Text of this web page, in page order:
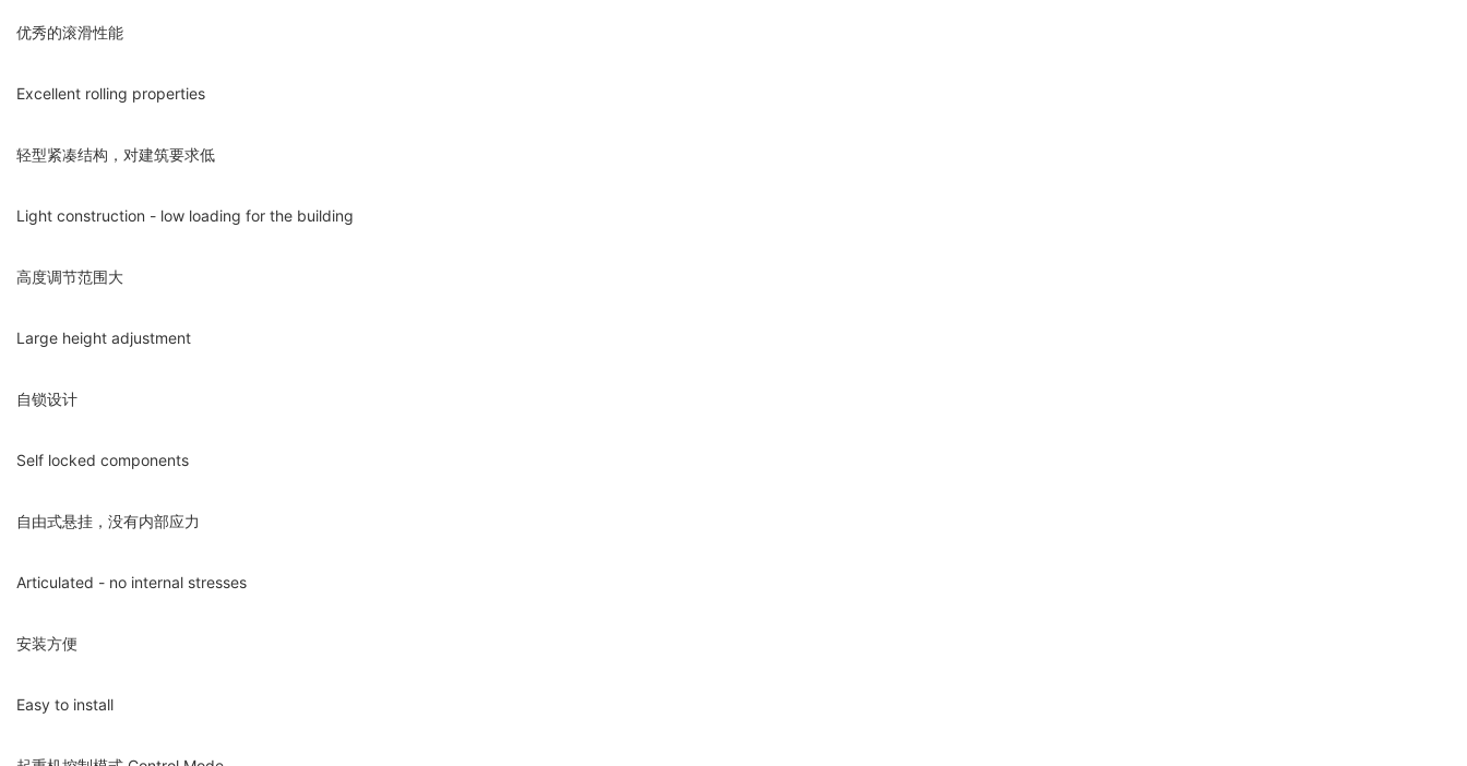
优秀的滚滑性能
Excellent rolling properties
轻型紧凑结构，对建筑要求低
Light construction - low loading for the building
高度调节范围大
Large height adjustment
自锁设计
Self locked components
自由式悬挂，没有内部应力
Articulated - no internal stresses
安装方便
Easy to install